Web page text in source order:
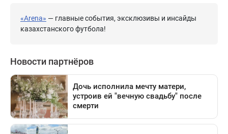
«Arena» — главные события, эксклюзивы и инсайды
казахстанского футбола!